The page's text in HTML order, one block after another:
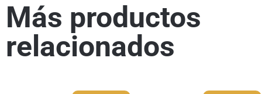
Más productos
relacionados